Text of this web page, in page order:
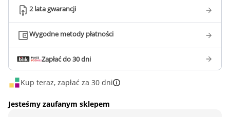
2 lata gwarancji
Wygodne metody płatności
Zapłać do 30 dni
Kup teraz, zapłać za 30 dni
Jesteśmy zaufanym sklepem